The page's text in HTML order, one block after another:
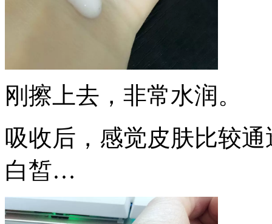
刚擦上去，非常水润。
吸收后，感觉皮肤比较
白皙…